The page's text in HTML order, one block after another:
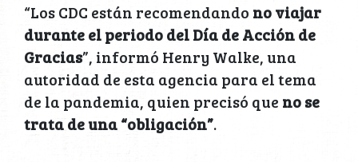
“Los CDC están recomendando no viajar
durante el periodo del Día de Acción de
Gracias”, informó Henry Walke, una
autoridad de esta agencia para el tema
de la pandemia, quien precisó que no se
trata de una “obligación”.